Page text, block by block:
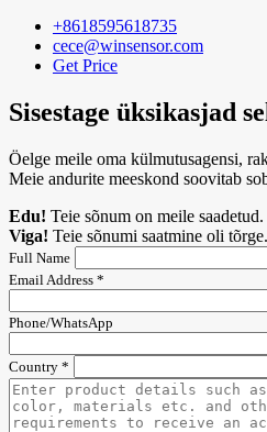
+8618595618735
cece@winsensor.com
Get Price
Sisestage üksikasjad
Öelge meile oma külmutusagensi,
Meie andurite meeskond soovitab
Edu! Teie sõnum on meile saadetud.
Viga! Teie sõnumi saatmine oli tõrge.
Full Name
Email Address *
Phone/WhatsApp
Country *